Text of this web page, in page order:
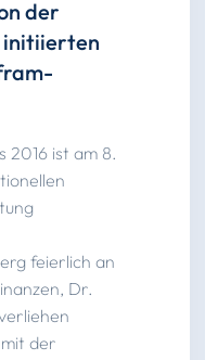
der
2016 ist am 8.
feierlich an
Dr.
der